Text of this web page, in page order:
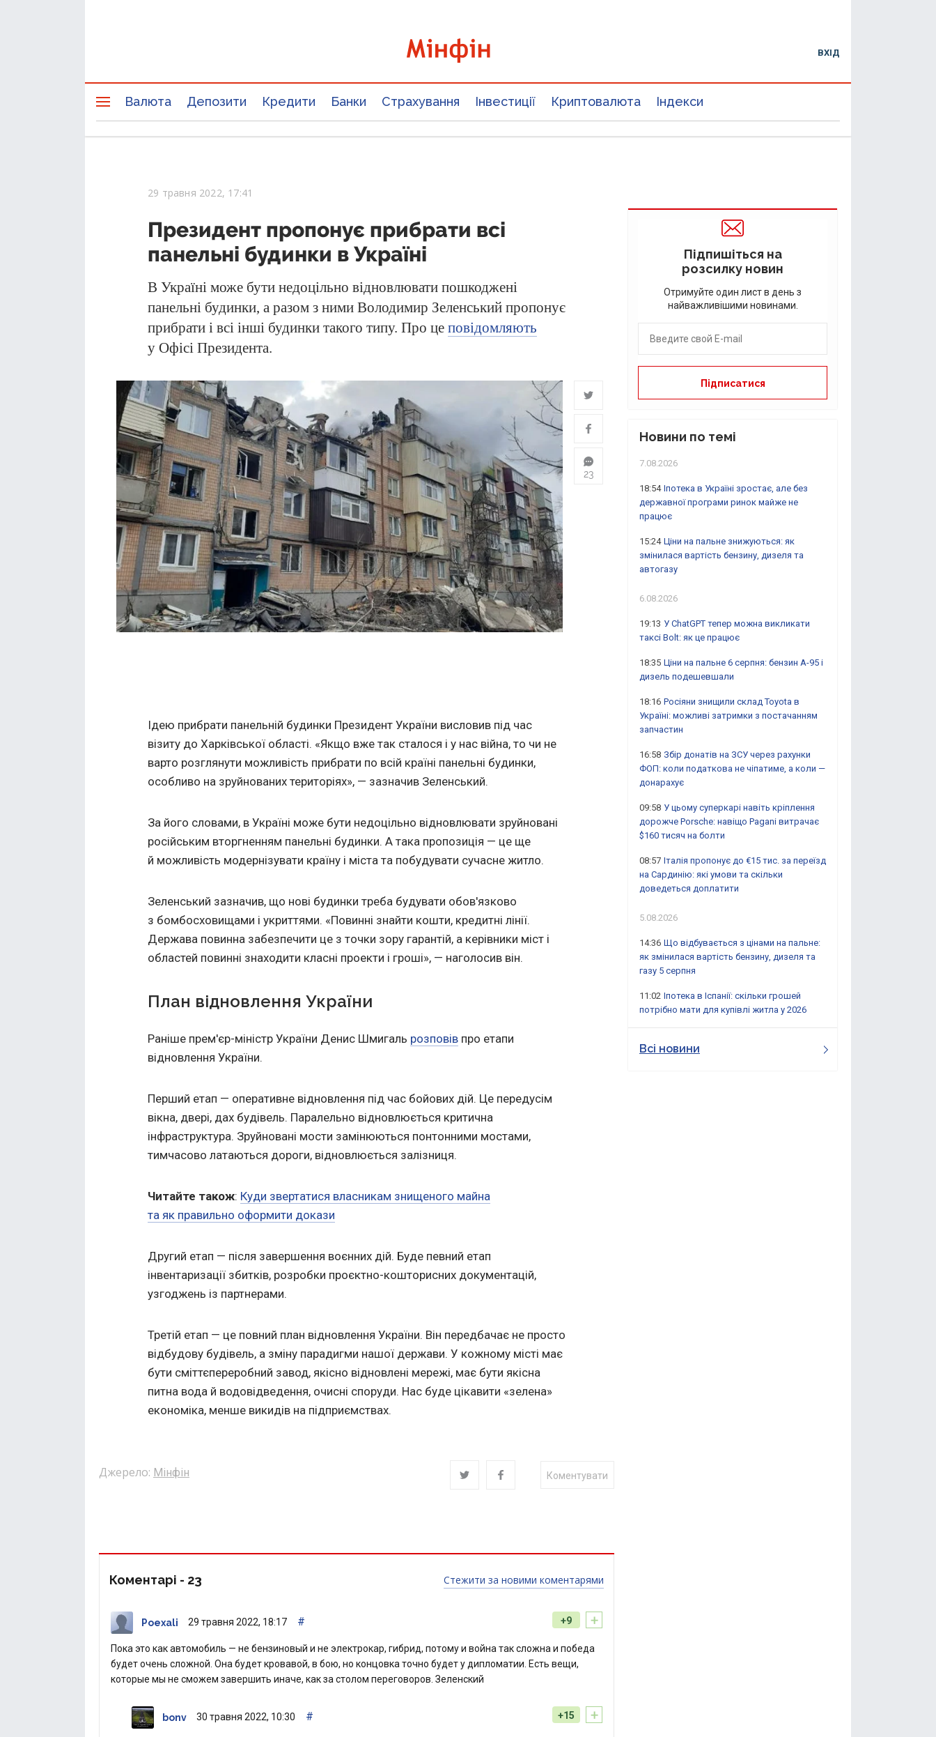
ВХІД
Валюта Депозити Кредити Банки Страхування Інвестиції Криптовалюта Індекси
29 травня 2022, 17:41
Президент пропонує прибрати всі
панельні будинки в Україні
В Україні може бути недоцільно відновлювати пошкоджені
панельні будинки, а разом з ними Володимир Зеленський пропонує
прибрати і всі інші будинки такого типу. Про це повідомляють
у Офісі Президента.
23
Ідею прибрати панельній будинки Президент України висловив під час
візиту до Харківської області. «Якщо вже так сталося і у нас війна, то чи не
варто розглянути можливість прибрати по всій країні панельні будинки,
особливо на зруйнованих територіях», — зазначив Зеленський.
За його словами, в Україні може бути недоцільно відновлювати зруйновані
російським вторгненням панельні будинки. А така пропозиція — це ще
й можливість модернізувати країну і міста та побудувати сучасне житло.
Зеленський зазначив, що нові будинки треба будувати обов'язково
з бомбосховищами і укриттями. «Повинні знайти кошти, кредитні лінії.
Держава повинна забезпечити це з точки зору гарантій, а керівники міст і
областей повинні знаходити класні проекти і гроші», — наголосив він.
План відновлення України
Раніше прем'єр-міністр України Денис Шмигаль розповів про етапи
відновлення України.
Перший етап — оперативне відновлення під час бойових дій. Це передусім
вікна, двері, дах будівель. Паралельно відновлюється критична
інфраструктура. Зруйновані мости замінюються понтонними мостами,
тимчасово латаються дороги, відновлюється залізниця.
Читайте також: Куди звертатися власникам знищеного майна
та як правильно оформити докази
Другий етап — після завершення воєнних дій. Буде певний етап
інвентаризації збитків, розробки проєктно-кошторисних документацій,
узгоджень із партнерами.
Третій етап — це повний план відновлення України. Він передбачає не просто
відбудову будівель, а зміну парадигми нашої держави. У кожному місті має
бути сміттєпереробний завод, якісно відновлені мережі, має бути якісна
питна вода й водовідведення, очисні споруди. Нас буде цікавити «зелена»
економіка, менше викидів на підприємствах.
Джерело: Мінфін Коментувати
Стежити за новими коментарями
Коментарі - 23
+
+9
Poexali 29 травня 2022, 18:17 #
Пока это как автомобиль — не бензиновый и не электрокар, гибрид, потому и война так сложна и победа
будет очень сложной. Она будет кровавой, в бою, но концовка точно будет у дипломатии. Есть вещи,
которые мы не сможем завершить иначе, как за столом переговоров. Зеленский
+
+15
bonv 30 травня 2022, 10:30 #
Підпишіться на
розсилку новин
Отримуйте один лист в день з
найважливішими новинами.
Новини по темі
7.08.2026
18:54 Іпотека в Україні зростає, але без
державної програми ринок майже не
працює
15:24 Ціни на пальне знижуються: як
змінилася вартість бензину, дизеля та
автогазу
6.08.2026
19:13 У ChatGPT тепер можна викликати
таксі Bolt: як це працює
18:35 Ціни на пальне 6 серпня: бензин А-95 і
дизель подешевшали
18:16 Росіяни знищили склад Toyota в
Україні: можливі затримки з постачанням
запчастин
16:58 Збір донатів на ЗСУ через рахунки
ФОП: коли податкова не чіпатиме, а коли —
донарахує
09:58 У цьому суперкарі навіть кріплення
дорожче Porsche: навіщо Pagani витрачає
$160 тисяч на болти
08:57 Італія пропонує до €15 тис. за переїзд
на Сардинію: які умови та скільки
доведеться доплатити
5.08.2026
14:36 Що відбувається з цінами на пальне:
як змінилася вартість бензину, дизеля та
газу 5 серпня
11:02 Іпотека в Іспанії: скільки грошей
потрібно мати для купівлі житла у 2026
Всі новини